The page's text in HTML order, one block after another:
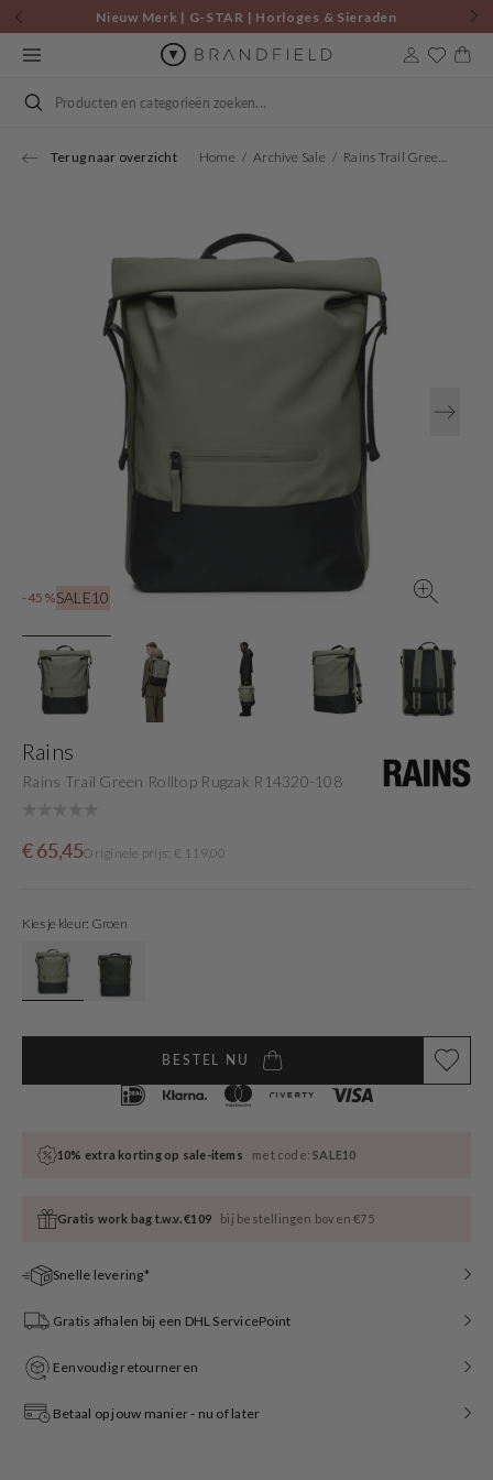
Skip to
content
Nieuw Merk | G-STAR | Horloges & Sieraden
Cart
Search
Terug naar overzicht Home Archive Sale Rains Trail Green Rolltop Rugzak R14320-108
-45%SALE10
Rains
Rains Trail Green Rolltop Rugzak R14320-108
Sale
€ 65,45
OrigineleOriginele prijs: € 119,00
Kies je kleur: Groen
BESTEL NU
10% extra korting op sale-items met code:SALE10
Gratis work bag t.w.v. €109 bij bestellingen boven €75
Snelle levering*
Gratis afhalen bij een DHL ServicePoint
Eenvoudig retourneren
Betaal op jouw manier - nu of later